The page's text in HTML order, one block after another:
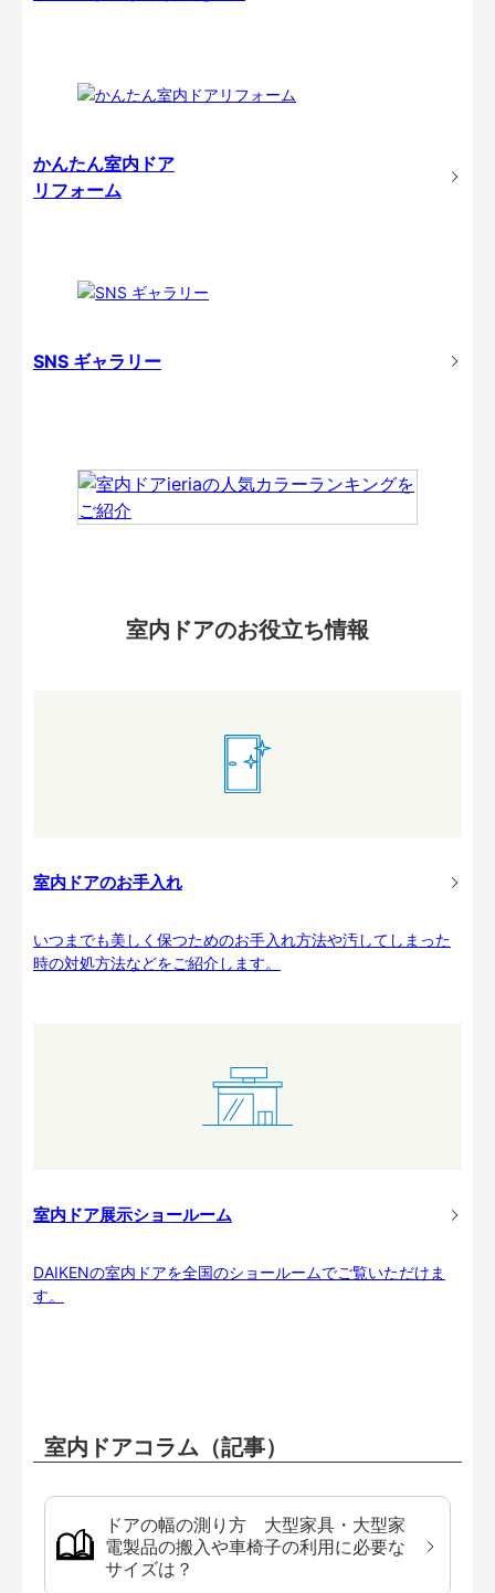
かんたん室内ドア
リフォーム
SNS ギャラリー
室内ドアのお役立ち情報
室内ドアのお手入れ
いつまでも美しく保つためのお手入れ方法や汚してしまった
時の対処方法などをご紹介します。
室内ドア展示ショールーム
DAIKENの室内ドアを全国のショールームでご覧いただけま
す。
室内ドアコラム（記事）
ドアの幅の測り方 大型家具・大型家
電製品の搬入や車椅子の利用に必要な
サイズは？